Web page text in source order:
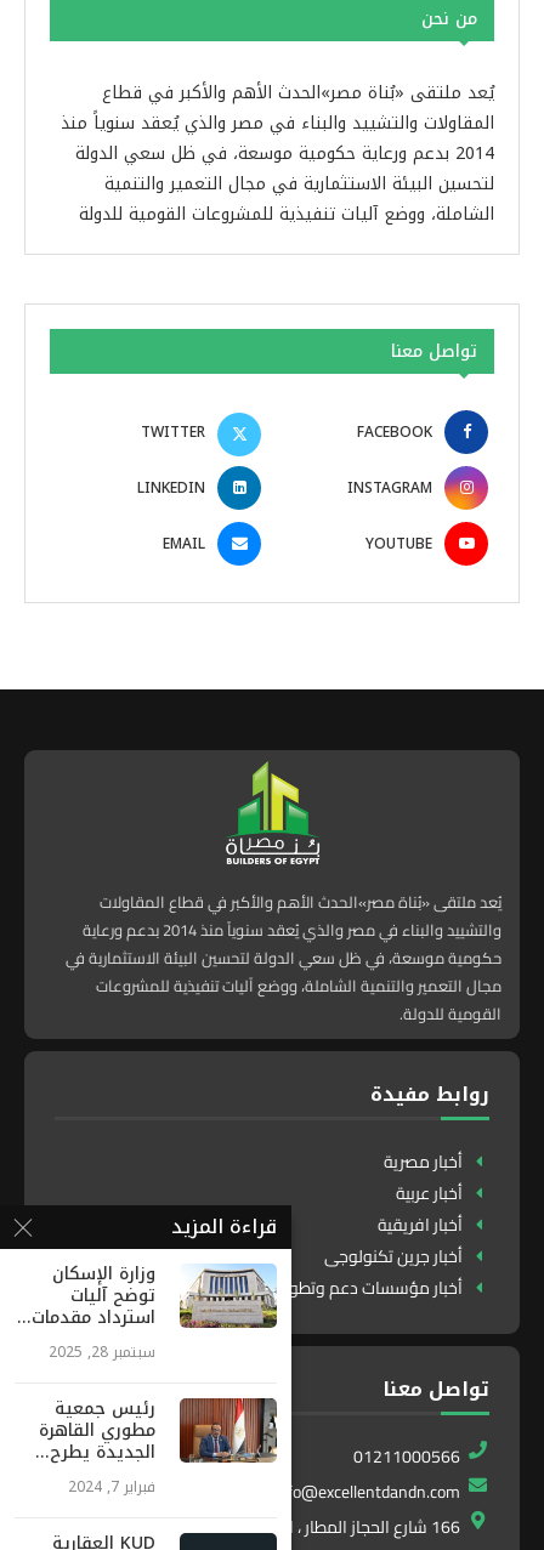
من نحن
يُعد ملتقى «بُناة مصر»الحدث الأهم والأكبر في قطاع
المقاولات والتشييد والبناء في مصر والذي يُعقد سنوياً منذ
2014 بدعم ورعاية حكومية موسعة، في ظل سعي الدولة
لتحسين البيئة الاستثمارية في مجال التعمير والتنمية
الشاملة، ووضع آليات تنفيذية للمشروعات القومية للدولة
تواصل معنا
FACEBOOK
TWITTER
INSTAGRAM
LINKEDIN
YOUTUBE
EMAIL
يُعد ملتقى «بُناة مصر»الحدث الأهم والأكبر في قطاع المقاولات
والتشييد والبناء في مصر والذي يُعقد سنوياً منذ 2014 بدعم ورعاية
حكومية موسعة، في ظل سعي الدولة لتحسين البيئة الاستثمارية في
مجال التعمير والتنمية الشاملة، ووضع آليات تنفيذية للمشروعات
القومية للدولة.
روابط مفيدة
أخبار مصرية
أخبار عربية
أخبار افريقية
أخبار جرين تكنولوجى
أخبار مؤسسات دعم وتطوير
تواصل معنا
01211000566
info@excellentdandn.com
166 شارع الحجاز المطار ، النزهة ، القاهرة ، مصر
قراءة المزيد
وزارة الإسكان
توضح آليات
استرداد مقدمات...
سبتمبر 28, 2025
رئيس جمعية
مطوري القاهرة
الجديدة يطرح...
فبراير 7, 2024
KUD العقارية